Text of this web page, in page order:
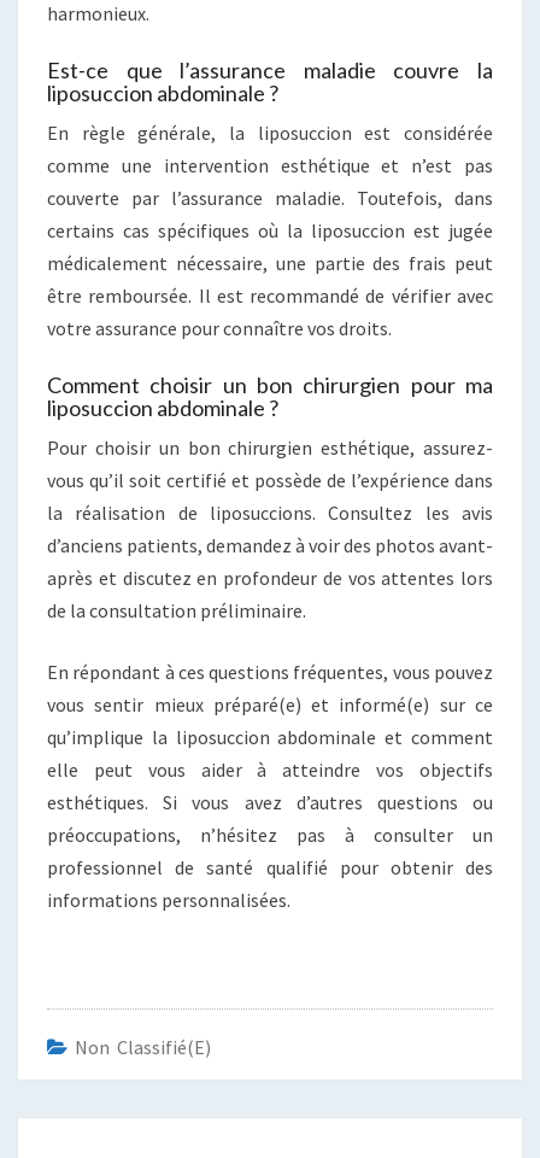
harmonieux.
Est-ce que l’assurance maladie couvre la
liposuccion abdominale ?
En règle générale, la liposuccion est considérée
comme une intervention esthétique et n’est pas
couverte par l’assurance maladie. Toutefois, dans
certains cas spécifiques où la liposuccion est jugée
médicalement nécessaire, une partie des frais peut
être remboursée. Il est recommandé de vérifier avec
votre assurance pour connaître vos droits.
Comment choisir un bon chirurgien pour ma
liposuccion abdominale ?
Pour choisir un bon chirurgien esthétique, assurez-
vous qu’il soit certifié et possède de l’expérience dans
la réalisation de liposuccions. Consultez les avis
d’anciens patients, demandez à voir des photos avant-
après et discutez en profondeur de vos attentes lors
de la consultation préliminaire.
En répondant à ces questions fréquentes, vous pouvez
vous sentir mieux préparé(e) et informé(e) sur ce
qu’implique la liposuccion abdominale et comment
elle peut vous aider à atteindre vos objectifs
esthétiques. Si vous avez d’autres questions ou
préoccupations, n’hésitez pas à consulter un
professionnel de santé qualifié pour obtenir des
informations personnalisées.
Non Classifié(e)